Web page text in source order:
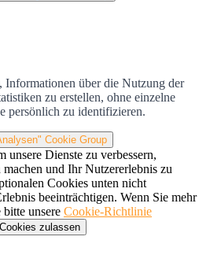
Informationen über die Nutzung der
zu erstellen, ohne einzelne
persönlich zu identifizieren.
Cookie Group
unsere Dienste zu verbessern,
und Ihr Nutzererlebnis zu
Cookies unten nicht
beeinträchtigen. Wenn Sie mehr
bitte unsere Cookie-Richtlinie
zulassen